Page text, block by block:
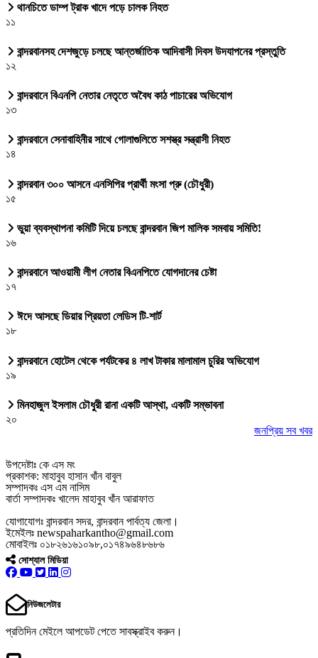
থানচিতে ডাম্প ট্রাক খাদে পড়ে চালক নিহত
১১
বান্দরবানসহ দেশজুড়ে চলছে আন্তর্জাতিক আদিবাসী দিবস উদযাপনের প্রস্তুতি
১২
বান্দরবানে বিএনপি নেতার নেতৃতে অবৈধ কাঠ পাচারের অভিযোগ
১৩
বান্দরবানে সেনাবাহিনীর সাথে গোলাগুলিতে সশস্ত্র সন্ত্রাসী নিহত
১৪
বান্দরবান ৩০০ আসনে এনসিপির প্রার্থী মংসা প্রু (চৌধুরী)
১৫
ভুয়া ব্যবস্থাপনা কমিটি দিয়ে চলছে বান্দরবান জিপ মালিক সমবায় সমিতি!
১৬
বান্দরবানে আওয়ামী লীগ নেতার বিএনপিতে যোগদানের চেষ্টা
১৭
ঈদে আসছে ডিয়ার প্রিয়তা লেডিস টি-শার্ট
১৮
বান্দরবানে হোটেল থেকে পর্যটকের ৪ লাখ টাকার মালামাল চুরির অভিযোগ
১৯
মিনহাজুল ইসলাম চৌধুরী রানা একটি আস্থা, একটি সম্ভাবনা
২০
জনপ্রিয় সব খবর
উপদেষ্টাঃ কে এস মং
প্রকাশক: মাহাবুব হাসান খাঁন বাবুল
সম্পাদকঃ এস এম নাসিম
বার্তা সম্পাদকঃ খালেদ মাহাবুব খাঁন আরাফাত
যোগাযোগঃ বান্দরবান সদর, বান্দরবান পার্বত্য জেলা।
ইমেইলঃ newspaharkantho@gmail.com
মোবাইলঃ ০১৮২৬১৬১০৯৮,০১৭৪৯৬৪৮৬৮৬
সোশ্যাল মিডিয়া
নিউজলেটার
প্রতিদিন মেইলে আপডেট পেতে সাবস্ক্রাইব করুন।